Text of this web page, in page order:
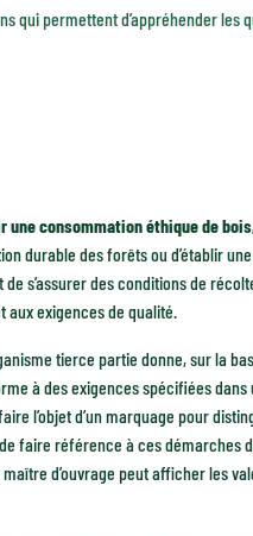
qui permettent d’appréhender les
une consommation éthique de
durable des forêts ou d’établir
s’assurer des conditions de
aux exigences de qualité.
tierce partie donne, sur la
à des exigences spécifiées
l’objet d’un marquage pour
faire référence à ces démarches
d’ouvrage peut afficher les